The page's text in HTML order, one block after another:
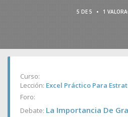
5 DE 5 • 1
Curso:
Lección: Excel Práctico Para
Foro:
Debate: La Importancia De